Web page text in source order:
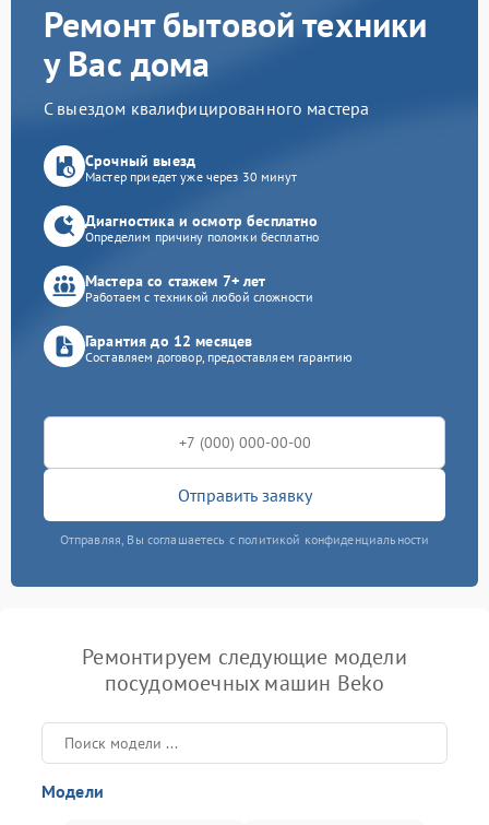
Ремонт бытовой техники
у Вас дома
С выездом квалифицированного мастера
Срочный выезд
Мастер приедет уже через 30 минут
Диагностика и осмотр бесплатно
Определим причину поломки бесплатно
Мастера со стажем 7+ лет
Работаем с техникой любой сложности
Гарантия до 12 месяцев
Составляем договор, предоставляем гарантию
Отправить заявку
Отправляя, Вы соглашаетесь с политикой конфиденциальности
Ремонтируем следующие модели
посудомоечных машин Beko
Модели